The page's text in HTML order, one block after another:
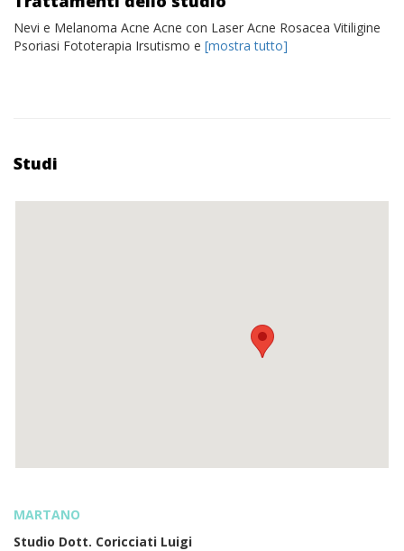
Nevi e Melanoma Acne Acne con Laser Acne Rosacea Vitiligine
Psoriasi Fototerapia Irsutismo e [mostra tutto]
Studi
MARTANO
Studio Dott. Coricciati Luigi